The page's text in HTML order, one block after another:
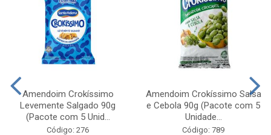
Amendoim Crokíssimo
Levemente Salgado 90g
(Pacote com 5 Unid...
Código: 276
Amendoim Crokíssimo Salsa
e Cebola 90g (Pacote com 5
Unidade...
Código: 789